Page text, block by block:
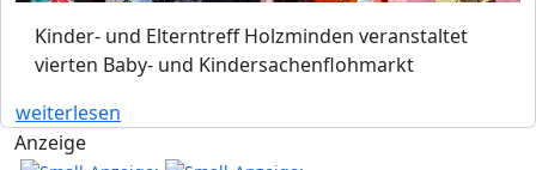
Kinder- und Elterntreff Holzminden veranstaltet
vierten Baby- und Kindersachenflohmarkt
weiterlesen
Anzeige